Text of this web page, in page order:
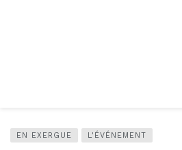
EN EXERGUE L'ÉVÉNEMENT